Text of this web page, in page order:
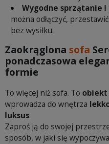
Wygodne sprzątanie
można odłączyć,
bez wysiłku.
Zaokrąglona sofa
ponadczasowa
formie
To więcej niż sofa. To
wprowadza do wnętrza
luksus.
Zaproś ją do swojej
sposób, w jaki się